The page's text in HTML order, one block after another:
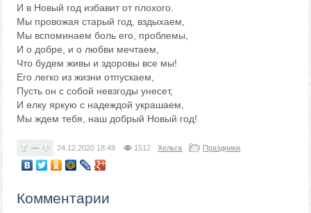
И в Новый год избавит от плохого.
Мы провожая старый год, вздыхаем,
Мы вспоминаем боль его, проблемы,
И о добре, и о любви мечтаем,
Что будем живы и здоровы все мы!
Его легко из жизни отпускаем,
Пусть он с собой невзгоды унесет,
И елку яркую с надеждой украшаем,
Мы ждем тебя, наш добрый Новый год!
— 24.12.2020 18:49 1512 Хельга Праздники
Комментарии